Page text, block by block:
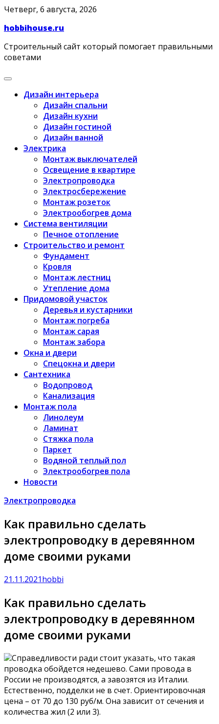
Skip
content
Четверг, 6 августа, 2026
hobbihouse.ru
Строительный сайт который помогает правильными
советами
Дизайн интерьера
Дизайн спальни
Дизайн кухни
Дизайн гостиной
Дизайн ванной
Электрика
Монтаж выключателей
Освещение в квартире
Электропроводка
Электросбережение
Монтаж розеток
Электрообогрев дома
Система вентиляции
Печное отопление
Строительство и ремонт
Фундамент
Кровля
Монтаж лестниц
Утепление дома
Придомовой участок
Деревья и кустарники
Монтаж погреба
Монтаж сарая
Монтаж забора
Окна и двери
Спецокна и двери
Сантехника
Водопровод
Канализация
Монтаж пола
Линолеум
Ламинат
Стяжка пола
Паркет
Водяной теплый пол
Электрообогрев пола
Новости
Электропроводка
Как правильно сделать
электропроводку в деревянном
доме своими руками
21.11.2021hobbi
Как правильно сделать
электропроводку в деревянном
доме своими руками
Справедливости ради стоит указать, что такая
проводка обойдется недешево. Сами провода в
России не производятся, а завозятся из Италии.
Естественно, подделки не в счет. Ориентировочная
цена – от 70 до 130 руб/м. Она зависит от сечения и
количества жил (2 или 3).